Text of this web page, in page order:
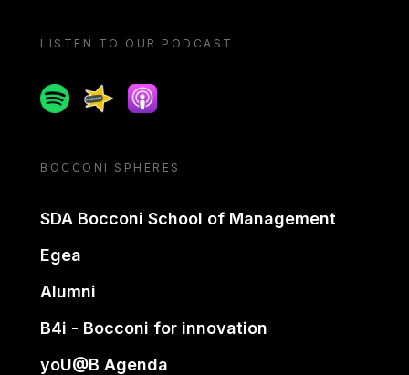
LISTEN TO OUR PODCAST
SpotifySpreakerApple podcast
BOCCONI SPHERES
SDA Bocconi School of Management
Egea
Alumni
B4i - Bocconi for innovation
yoU@B Agenda